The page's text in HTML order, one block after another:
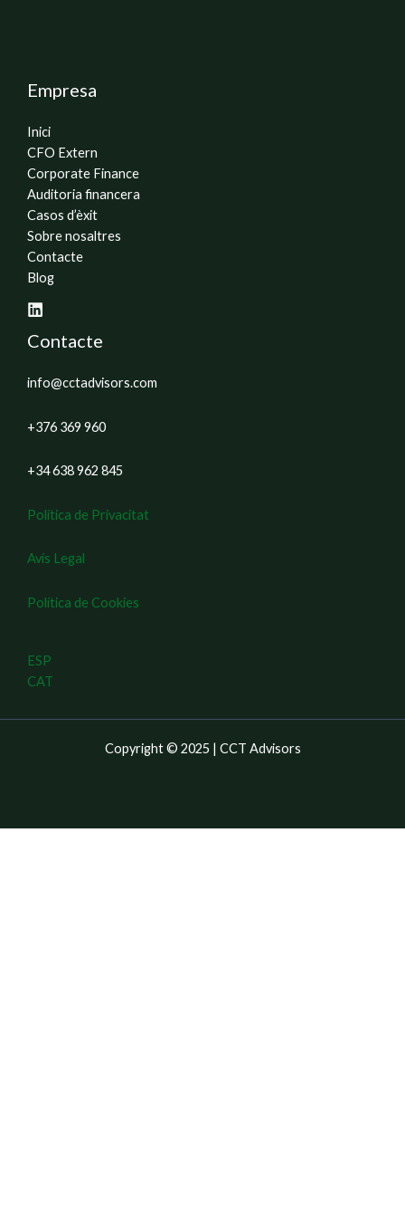
Empresa
Inici
CFO Extern
Corporate Finance
Auditoria financera
Casos d’èxit
Sobre nosaltres
Contacte
Blog
Contacte
info@cctadvisors.com
+376 369 960
+34 638 962 845
Política de Privacitat
Avís Legal
Política de Cookies
ESP
CAT
Copyright © 2025 | CCT Advisors